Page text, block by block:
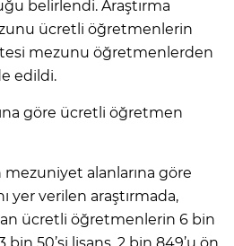
belirlendi. Araştırma
ücretli öğretmenlerin
mezunu öğretmenlerden
edildi.
göre ücretli öğretmen
alanlarına göre
yer verilen araştırmada,
ücretli öğretmenlerin 6 bin